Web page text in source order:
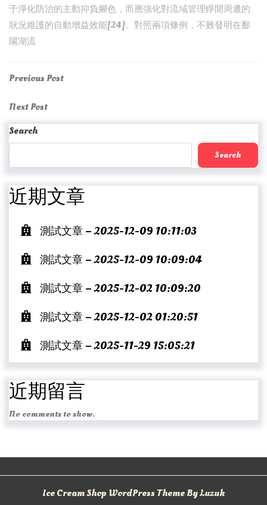
于淨化防治的主動抑負腳色，而應強化對流域管理睜開周遭的
狀況維護的自動增益效能[24]。對照兩項條例，不難發明在鄱
陽湖流
Post
navigation
Previous
Previous Post
Next
Post
Next Post
Search
Search
近期文章
測試文章 – 2025-12-09 10:11:03
測試文章 – 2025-12-09 10:09:04
測試文章 – 2025-12-02 10:09:20
測試文章 – 2025-12-02 01:20:51
測試文章 – 2025-11-29 15:05:21
近期留言
No comments to show.
Ice Cream Shop WordPress Theme By Luzuk